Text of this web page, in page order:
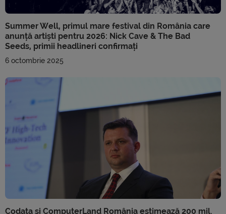
Summer Well, primul mare festival din România care
anunță artiști pentru 2026: Nick Cave & The Bad
Seeds, primii headlineri confirmați
6 octombrie 2025
Codata și ComputerLand România estimează 200 mil.